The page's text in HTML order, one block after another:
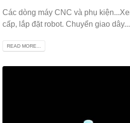
Các dòng máy CNC và phụ
cấp, lắp đặt robot. Chuyển giao dây...
READ MORE...